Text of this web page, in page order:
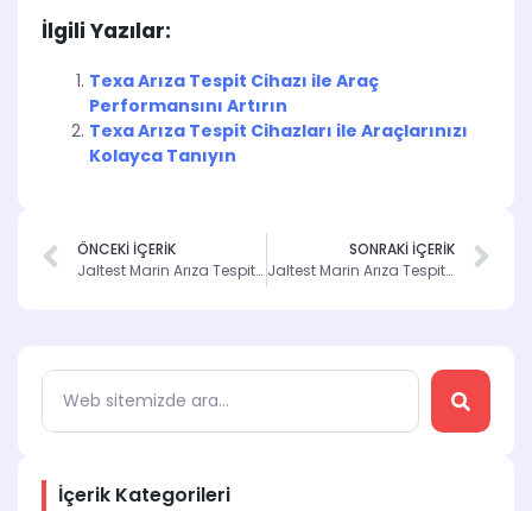
İçerik Kategorileri
İlgili Yazılar:
Texa Arıza Tespit Cihazı ile Araç
Performansını Artırın
Texa Arıza Tespit Cihazları ile Araçlarınızı
Kolayca Tanıyın
ÖNCEKİ İÇERİK
Jaltest Marin Arıza Tespit Cihazı ile Sorunları Hızla Çözün
SONRAKİ İÇERİK
Jaltest Marin Arıza Tespit Cihazı ile Sorun Giderme